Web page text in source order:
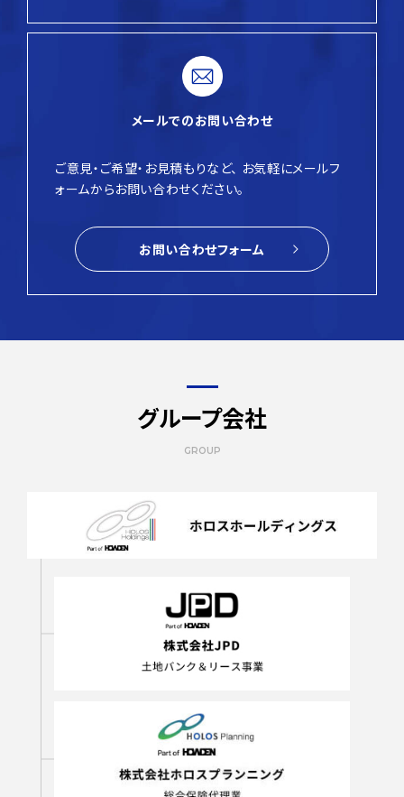
メールでのお問い合わせ
ご意見・ご希望・お見積もりなど、 お気軽にメールフ
ォームからお問い合わせください。
お問い合わせフォーム
グループ会社
GROUP